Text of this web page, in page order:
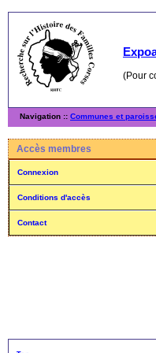
(Pour
Navigation :: Communes et
Accès membres
Connexion
Conditions d'accès
Contact